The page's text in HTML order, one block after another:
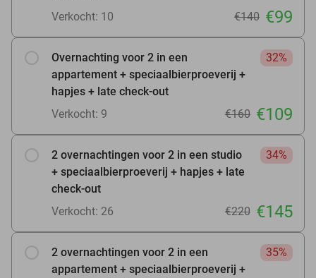
Verkocht: 10 €140 €99
Overnachting voor 2 in een
appartement + speciaalbierproeverij +
hapjes + late check-out
32%
Verkocht: 9 €160 €109
2 overnachtingen voor 2 in een studio
+ speciaalbierproeverij + hapjes + late
check-out
34%
Verkocht: 26 €220 €145
2 overnachtingen voor 2 in een
appartement + speciaalbierproeverij +
35%